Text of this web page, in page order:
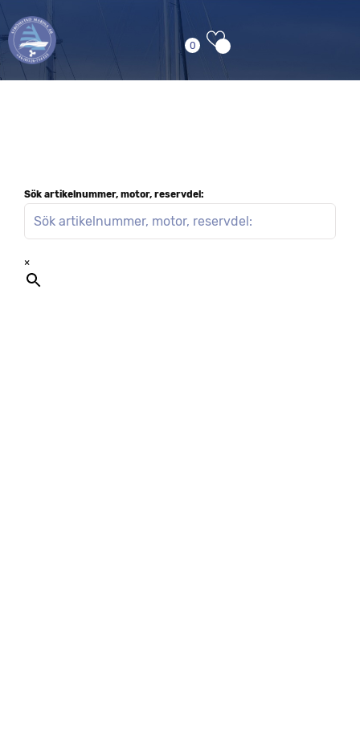
0
Sök artikelnummer, motor, reservdel:
×